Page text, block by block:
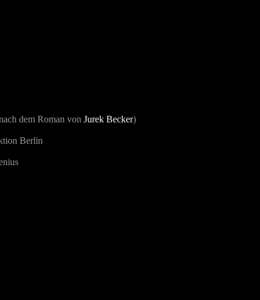
dem Roman von Jurek Becker)
Berlin